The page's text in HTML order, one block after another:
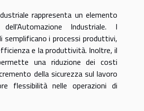
rappresenta un elemento
dell'Automazione Industriale. I
semplificano i processi produttivi,
e la produttività. Inoltre, il
una riduzione dei costi
della sicurezza sul lavoro
flessibilità nelle operazioni di